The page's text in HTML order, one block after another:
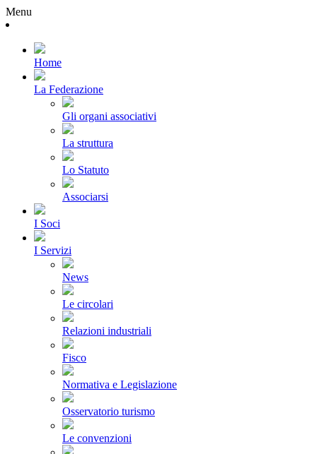
Menu
Home
La Federazione
Gli organi associativi
La struttura
Lo Statuto
Associarsi
I Soci
I Servizi
News
Le circolari
Relazioni industriali
Fisco
Normativa e Legislazione
Osservatorio turismo
Le convenzioni